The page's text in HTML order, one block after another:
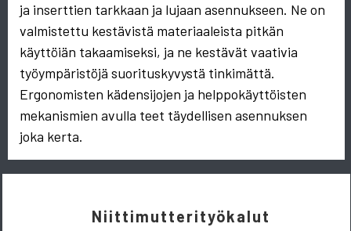
ja inserttien tarkkaan ja lujaan asennukseen. Ne on
valmistettu kestävistä materiaaleista pitkän
käyttöiän takaamiseksi, ja ne kestävät vaativia
työympäristöjä suorituskyvystä tinkimättä.
Ergonomisten kädensijojen ja helppokäyttöisten
mekanismien avulla teet täydellisen asennuksen
joka kerta.
Niittimutterityökalut